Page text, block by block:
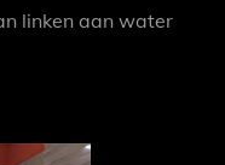
linken aan water